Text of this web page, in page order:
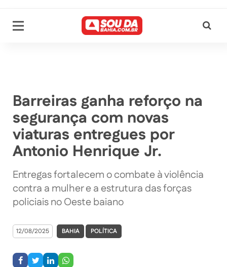
Barreiras ganha reforço na
segurança com novas
viaturas entregues por
Antonio Henrique Jr.
Entregas fortalecem o combate à violência
contra a mulher e a estrutura das forças
policiais no Oeste baiano
12/08/2025 BAHIA POLÍTICA